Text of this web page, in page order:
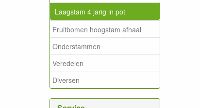
Laagstam 4 jarig in pot
Fruitbomen hoogstam afhaal
Onderstammen
Veredelen
Diversen